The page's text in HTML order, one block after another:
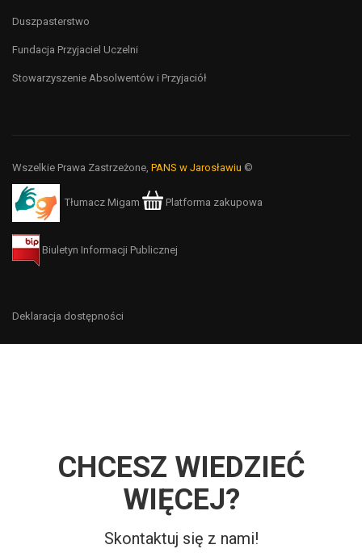
Duszpasterstwo
Fundacja Przyjaciel Uczelni
Stowarzyszenie Absolwentów i Przyjaciół
Wszelkie Prawa Zastrzeżone, PANS w Jarosławiu ©
Tłumacz Migam Platforma zakupowa
Biuletyn Informacji Publicznej
Deklaracja dostępności
CHCESZ WIEDZIEĆ
WIĘCEJ?
Skontaktuj się z nami!